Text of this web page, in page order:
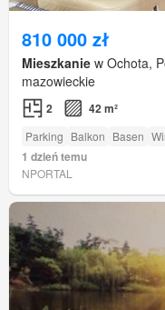
810 000 zł
Mieszkanie w Ochota,
mazowieckie
2 42 m²
Parking Balkon Basen
1 dzień temu
NPORTAL